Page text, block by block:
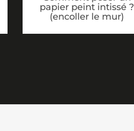
papier peint intissé ?
(encoller le mur)